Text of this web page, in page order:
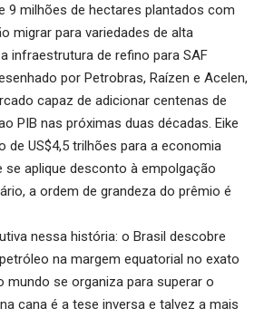
9 milhões de hectares plantados com
migrar para variedades de alta
infraestrutura de refino para SAF
por Petrobras, Raízen e Acelen,
capaz de adicionar centenas de
PIB nas próximas duas décadas. Eike
de US$4,5 trilhões para a economia
se aplique desconto à empolgação
a ordem de grandeza do prêmio é
nessa história: o Brasil descobre
na margem equatorial no exato
mundo se organiza para superar o
cana é a tese inversa e talvez a mais